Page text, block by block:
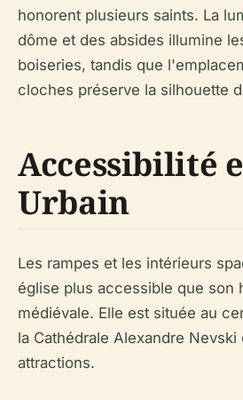
honorent plusieurs saints. La
dôme et des absides illumine
boiseries, tandis que
cloches préserve la silhouette
Accessibilité
Urbain
Les rampes et les intérieurs
église plus accessible que son
médiévale. Elle est située au
la Cathédrale Alexandre Nevski
attractions.